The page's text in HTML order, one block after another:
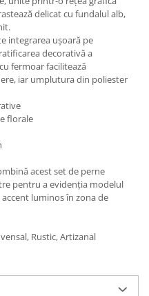
delicat cu fundalul alb,
integrarea ușoară pe
decorativă a
fermoar facilitează
iar umplutura din poliester
florale
acest set de perne
pentru a evidenția modelul
luminos în zona de
Rustic, Artizanal